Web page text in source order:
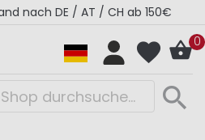
nach DE / AT / CH ab 150€
0